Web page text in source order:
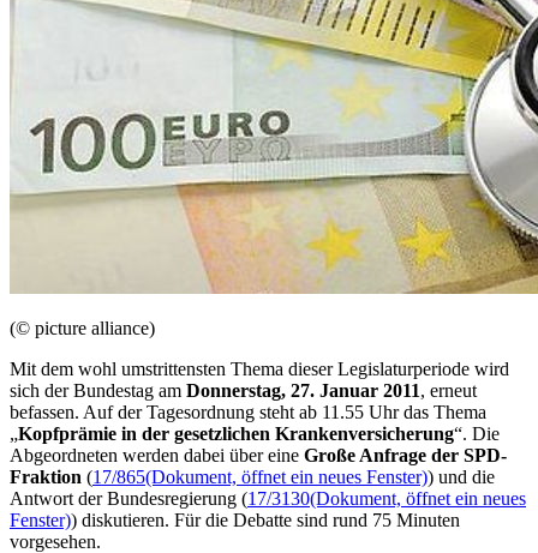
(© picture alliance)
Mit dem wohl umstrittensten Thema dieser Legislaturperiode wird
sich der Bundestag am Donnerstag, 27. Januar 2011, erneut
befassen. Auf der Tagesordnung steht ab 11.55 Uhr das Thema
„Kopfprämie in der gesetzlichen Krankenversicherung“. Die
Abgeordneten werden dabei über eine Große Anfrage der SPD-
Fraktion (17/865(Dokument, öffnet ein neues Fenster)) und die
Antwort der Bundesregierung (17/3130(Dokument, öffnet ein neues
Fenster)) diskutieren. Für die Debatte sind rund 75 Minuten
vorgesehen.